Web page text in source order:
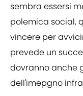
sembra essersi
polemica social,
vincere per
prevede un
dovranno anche
dell'imepgno